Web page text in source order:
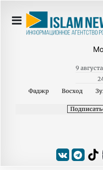
9 августа
Фаджр
Восход